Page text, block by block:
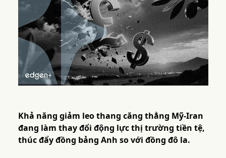
Khả năng giảm leo thang căng thẳng Mỹ-Iran
đang làm thay đổi động lực thị trường tiền tệ,
thúc đẩy đồng bảng Anh so với đồng đô la.